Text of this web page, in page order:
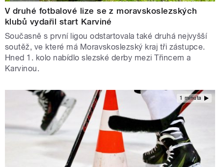
V druhé fotbalové lize se z moravskoslezských
klubů vydařil start Karviné
Současně s první ligou odstartovala také druhá nejvyšší
soutěž, ve které má Moravskoslezský kraj tři zástupce.
Hned 1. kolo nabídlo slezské derby mezi Třincem a
Karvinou.
1 minuta